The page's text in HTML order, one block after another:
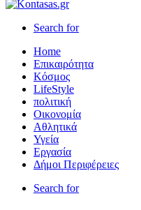
Search for
Home
Επικαιρότητα
Κόσμος
LifeStyle
πολιτική
Οικονομία
Αθλητικά
Υγεία
Εργασία
Δήμοι Περιφέρειες
Search for